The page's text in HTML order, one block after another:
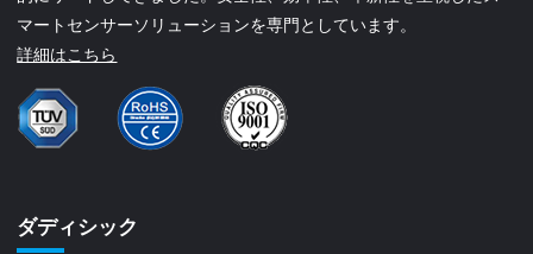
マートセンサーソリューションを専門としています。
詳細はこちら
ダディシック